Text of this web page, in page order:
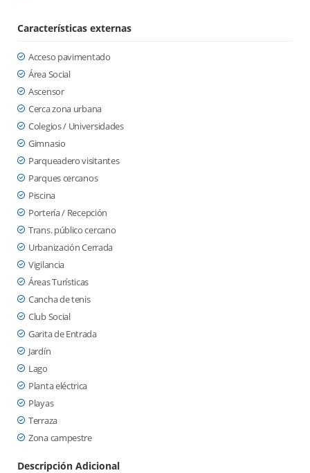
Características externas
Acceso pavimentado
Área Social
Ascensor
Cerca zona urbana
Colegios / Universidades
Gimnasio
Parqueadero visitantes
Parques cercanos
Piscina
Portería / Recepción
Trans. público cercano
Urbanización Cerrada
Vigilancia
Áreas Turísticas
Cancha de tenis
Club Social
Garita de Entrada
Jardín
Lago
Planta eléctrica
Playas
Terraza
Zona campestre
Descripción Adicional